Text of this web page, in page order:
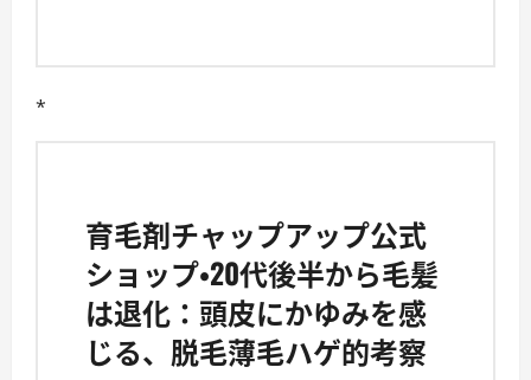
*
育毛剤チャップアップ公式
ショップ・20代後半から毛髪
は退化：頭皮にかゆみを感
じる、脱毛薄毛ハゲ的考察